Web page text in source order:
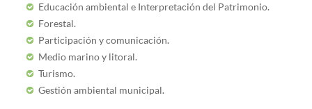
Educación ambiental e Interpretación del Patrimonio.
Forestal.
Participación y comunicación.
Medio marino y litoral.
Turismo.
Gestión ambiental municipal.